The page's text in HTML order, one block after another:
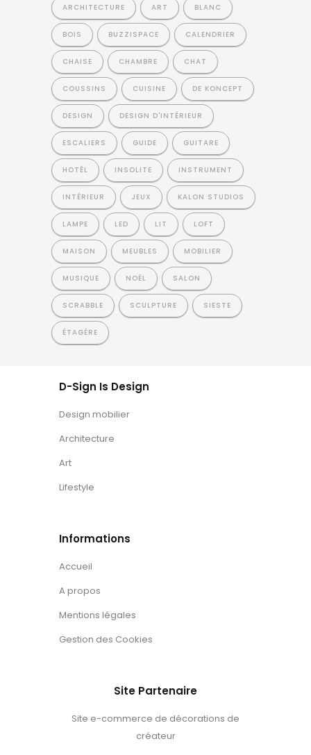
ARCHITECTURE ART BLANC
BOIS BUZZISPACE CALENDRIER
CHAISE CHAMBRE CHAT
COUSSINS CUISINE DE KONCEPT
DESIGN DESIGN D'INTÉRIEUR
ESCALIERS GUIDE GUITARE
HOTÊL INSOLITE INSTRUMENT
INTÉRIEUR JEUX KALON STUDIOS
LAMPE LED LIT LOFT
MAISON MEUBLES MOBILIER
MUSIQUE NOËL SALON
SCRABBLE SCULPTURE SIESTE
ÉTAGÈRE
D-Sign Is Design
Design mobilier
Architecture
Art
Lifestyle
Informations
Accueil
A propos
Mentions légales
Gestion des Cookies
Site Partenaire
Site e-commerce de décorations de
créateur